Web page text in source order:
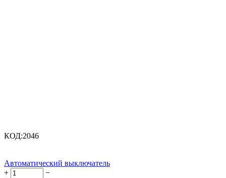
КОД:2046
Автоматический выключатель
+
−